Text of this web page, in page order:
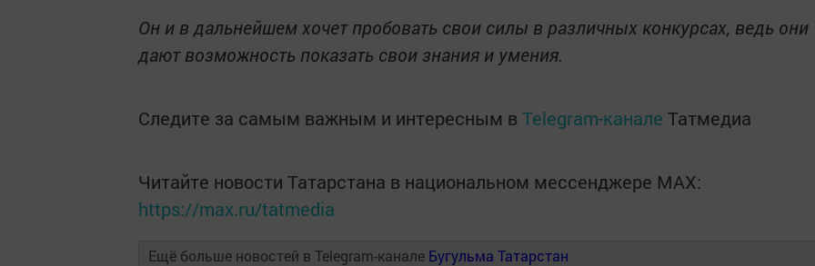
Он и в дальнейшем хочет пробовать свои силы в различных конкурсах, ведь они
дают возможность показать свои знания и умения.
Следите за самым важным и интересным в Telegram-канале Татмедиа
Читайте новости Татарстана в национальном мессенджере MАХ:
https://max.ru/tatmedia
Ещё больше новостей в Telegram-канале Бугульма Татарстан